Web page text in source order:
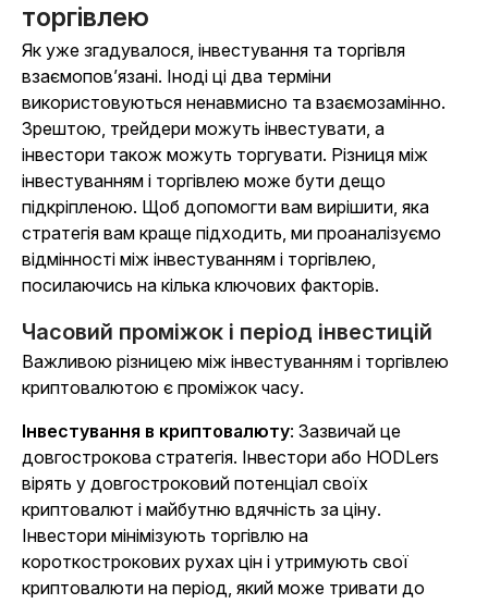
торгівлею
Як уже згадувалося, інвестування та торгівля
взаємопов’язані. Іноді ці два терміни
використовуються ненавмисно та взаємозамінно.
Зрештою, трейдери можуть інвестувати, а
інвестори також можуть торгувати. Різниця між
інвестуванням і торгівлею може бути дещо
підкріпленою. Щоб допомогти вам вирішити, яка
стратегія вам краще підходить, ми проаналізуємо
відмінності між інвестуванням і торгівлею,
посилаючись на кілька ключових факторів.
Часовий проміжок і період інвестицій
Важливою різницею між інвестуванням і торгівлею
криптовалютою є проміжок часу.
Інвестування в криптовалюту: Зазвичай це
довгострокова стратегія. Інвестори або HODLers
вірять у довгостроковий потенціал своїх
криптовалют і майбутню вдячність за ціну.
Інвестори мінімізують торгівлю на
короткострокових рухах цін і утримують свої
криптовалюти на період, який може тривати до